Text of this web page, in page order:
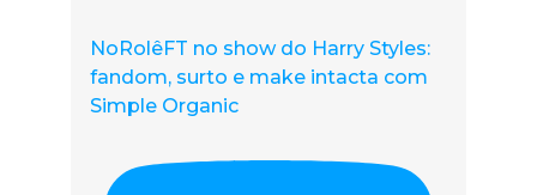
NoRolêFT no show do Harry Styles:
fandom, surto e make intacta com
Simple Organic